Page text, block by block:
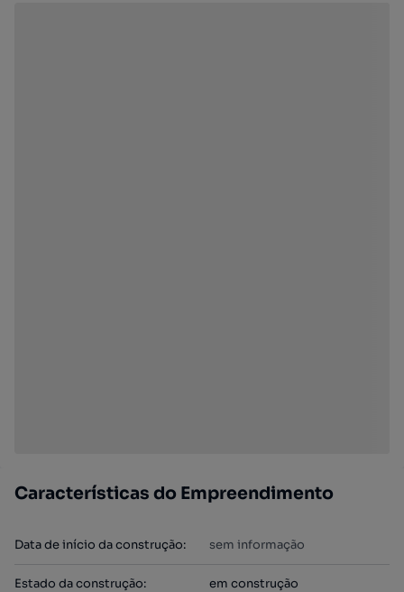
Características do Empreendimento
Data de início da construção: sem informação
Estado da construção: em construção